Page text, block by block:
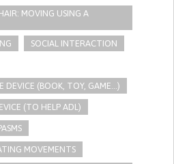
MOVING USING A
SOCIAL INTERACTION
DEVICE (BOOK, TOY, GAME...)
(TO HELP ADL)
MOVEMENTS